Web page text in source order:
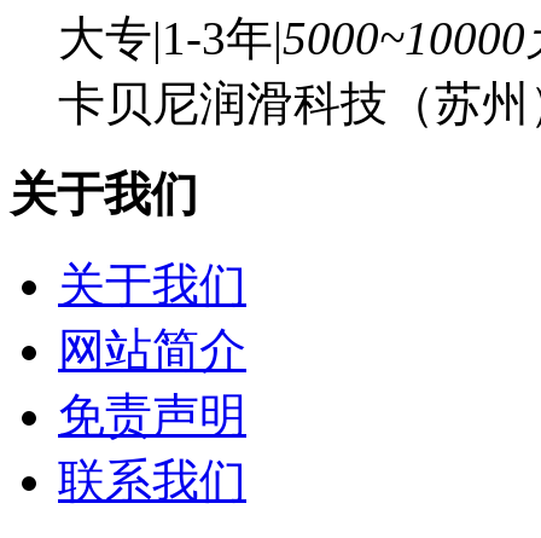
大专|1-3年|
卡贝尼润滑科技（苏
关于我们
关于我们
网站简介
免责声明
联系我们